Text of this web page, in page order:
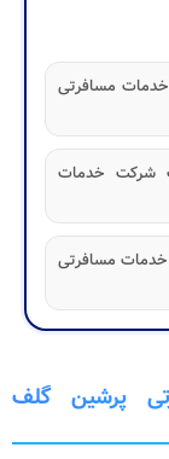
شرکت خدمات مسافرتی
ای) سایت شرکت خدمات
شرکت خدمات مسافرتی
پرشین گلف